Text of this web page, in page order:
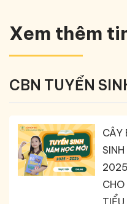
Xem thêm
CBN TUYỂN
CÂY
CHO